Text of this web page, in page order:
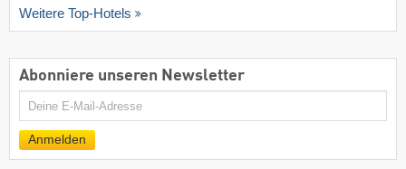
Weitere Top-Hotels
Abonniere unseren Newsletter
E-
Anmelden